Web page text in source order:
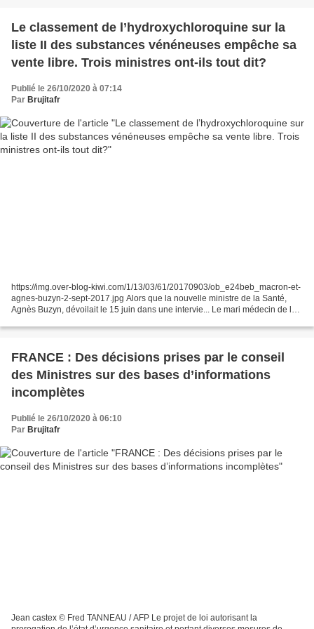
Le classement de l’hydroxychloroquine sur la
liste II des substances vénéneuses empêche sa
vente libre. Trois ministres ont-ils tout dit?
Publié le 26/10/2020 à 07:14
Par Brujitafr
https://img.over-blog-kiwi.com/1/13/03/61/20170903/ob_e24beb_macron-et-
agnes-buzyn-2-sept-2017.jpg Alors que la nouvelle ministre de la Santé,
Agnès Buzyn, dévoilait le 15 juin dans une intervie... Le mari médecin de la
FRANCE : Des décisions prises par le conseil
des Ministres sur des bases d’informations
incomplètes
Publié le 26/10/2020 à 06:10
Par Brujitafr
Jean castex © Fred TANNEAU / AFP Le projet de loi autorisant la